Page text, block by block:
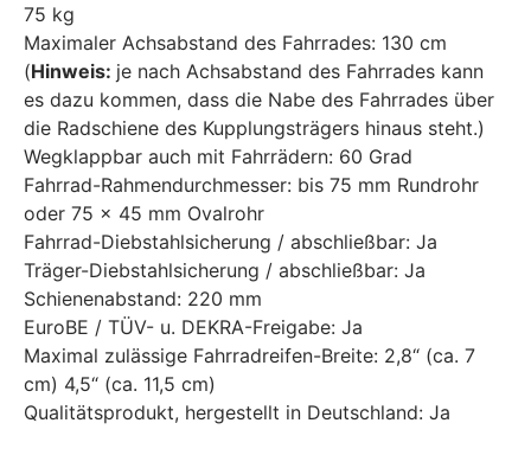
75 kg
Maximaler Achsabstand des Fahrrades: 130 cm
(Hinweis: je nach Achsabstand des Fahrrades kann
es dazu kommen, dass die Nabe des Fahrrades über
die Radschiene des Kupplungsträgers hinaus steht.)
Wegklappbar auch mit Fahrrädern: 60 Grad
Fahrrad-Rahmendurchmesser: bis 75 mm Rundrohr
oder 75 x 45 mm Ovalrohr
Fahrrad-Diebstahlsicherung / abschließbar: Ja
Träger-Diebstahlsicherung / abschließbar: Ja
Schienenabstand: 220 mm
EuroBE / TÜV- u. DEKRA-Freigabe: Ja
Maximal zulässige Fahrradreifen-Breite: 2,8“ (ca. 7
cm) 4,5“ (ca. 11,5 cm)
Qualitätsprodukt, hergestellt in Deutschland: Ja